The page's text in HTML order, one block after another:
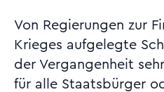
Von Regierungen zur
Krieges aufgelegte
der Vergangenheit
für alle Staatsbürger